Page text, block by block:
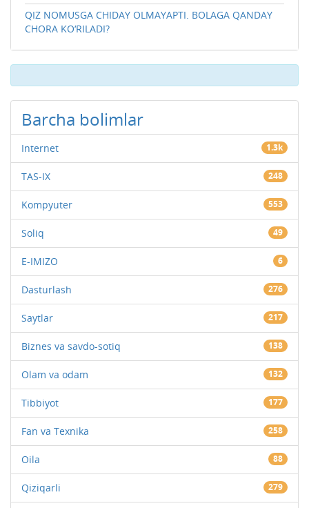
QIZ NOMUSGA CHIDAY OLMAYAPTI. BOLAGA QANDAY
CHORA KO‘RILADI?
Barcha bolimlar
Internet 1.3k
TAS-IX 248
Kompyuter 553
Soliq 49
E-IMIZO 6
Dasturlash 276
Saytlar 217
Biznes va savdo-sotiq 138
Olam va odam 132
Tibbiyot 177
Fan va Texnika 258
Oila 88
Qiziqarli 279